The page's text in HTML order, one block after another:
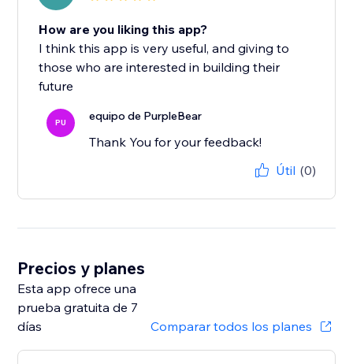
How are you liking this app?
I think this app is very useful, and giving to
those who are interested in building their
future
PU equipo de PurpleBear
Thank You for your feedback!
Útil (0)
Precios y planes
Esta app ofrece una
prueba gratuita de 7
días
Comparar todos los planes